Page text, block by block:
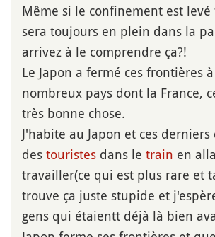
Même si le confinement est
sera toujours en plein dans la
arrivez à le comprendre ça?!
Le Japon a fermé ces frontières
nombreux pays dont la France,
très bonne chose.
J'habite au Japon et ces
des touristes dans le train en
travailler(ce qui est plus rare et
trouve ça juste stupide et
gens qui étaientt déjà là bien